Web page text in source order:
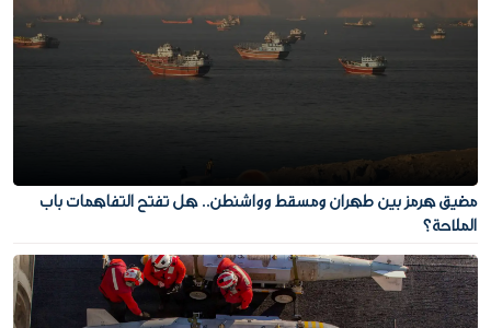
مضيق هرمز بين طهران ومسقط وواشنطن.. هل تفتح التفاهمات باب
الملاحة؟